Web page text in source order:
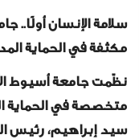
سلامة الإنسان أولًا..
مكثفة في الحماية
نظّمت جامعة أسيوط
متخصصة في الحماية
سيد إبراهيم، رئيس